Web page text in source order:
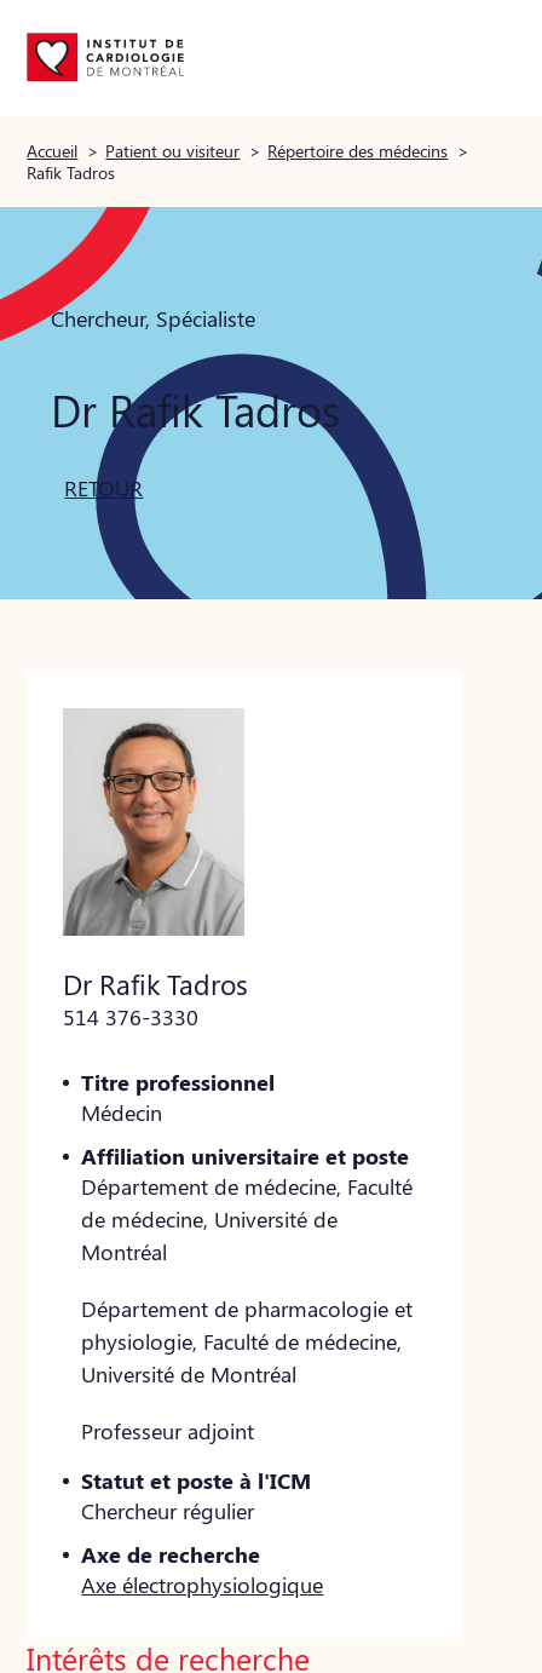
Accueil > Patient ou visiteur > Répertoire des médecins >
Rafik Tadros
Chercheur, Spécialiste
Dr Rafik Tadros
RETOUR
Dr Rafik Tadros
514 376-3330
Titre professionnel
Médecin
Affiliation universitaire et poste
Département de médecine, Faculté
de médecine, Université de
Montréal
Département de pharmacologie et
physiologie, Faculté de médecine,
Université de Montréal
Professeur adjoint
Statut et poste à l'ICM
Chercheur régulier
Axe de recherche
Axe électrophysiologique
Intérêts de recherche